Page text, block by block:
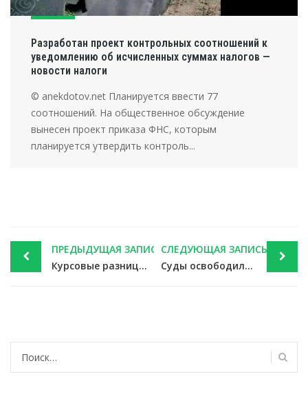
Разработан проект контрольных соотношений к
уведомлению об исчисленных суммах налогов —
новости налоги
© anekdotov.net Планируется ввести 77
соотношений. На общественное обсуждение
вынесен проект приказа ФНС, которым
планируется утвердить контроль...
Post
navigation
ПРЕДЫДУЩАЯ ЗАПИСЬ
Курсовые разницы не учесть, если обязательства не связаны с «доходным» бизнесом — новости налоги
СЛЕДУЮЩАЯ ЗАПИСЬ
Суды освободили фирму от штрафа за бумаги, не возвращенные налоговиками — новости налоги